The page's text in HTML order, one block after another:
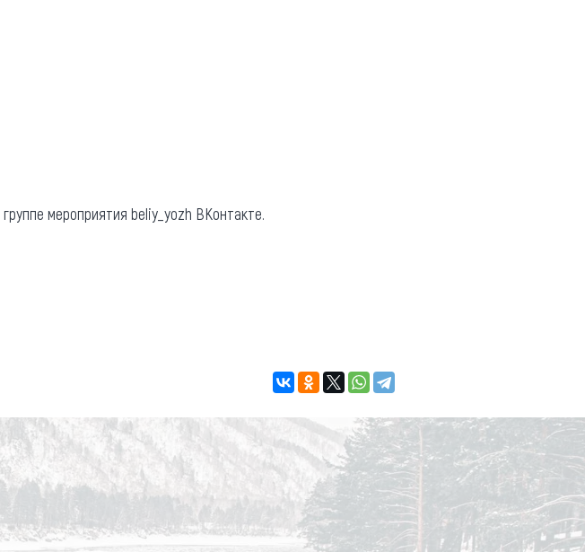
мероприятия beliy_yozh ВКонтакте.